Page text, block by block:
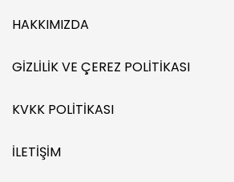
HAKKIMIZDA
GIZLILIK VE ÇEREZ POLITIKASI
KVKK POLITIKASI
İLETIŞIM